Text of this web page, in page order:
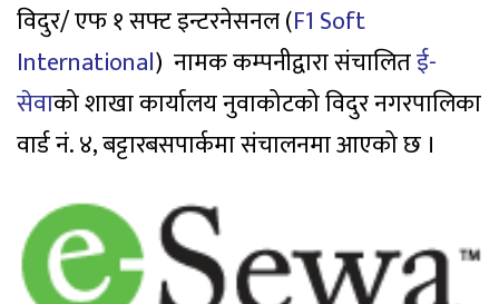
विदुर/ एफ १ सफ्ट इन्टरनेसनल (F1 Soft
International) नामक कम्पनीद्वारा संचालितई-
सेवाको शाखा कार्यालय नुवाकोटको विदुर नगरपालिका
वार्ड नं. ४, बट्टारबसपार्कमा संचालनमा आएको छ ।